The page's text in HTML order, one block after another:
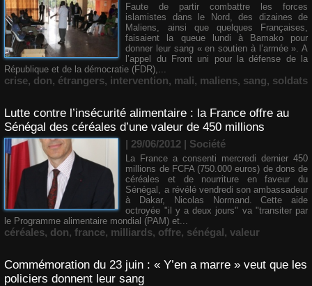
Faute de partir combattre les forces
islamistes dans le Nord, des dizaines de
Maliens, ainsi que quelques Françaises,
faisaient la queue lundi à Bamako pour
donner leur sang « en soutien à l’armée ». A
l’appel du Front uni pour la défense de la
République et de la démocratie (FDR),...
crise, don, étrangers, intervention, mali, maliens, sang, soldats
Lutte contre l’insécurité alimentaire : la France offre au
Sénégal des céréales d’une valeur de 450 millions
| 29/06/2012 | Société
La France a consenti mercredi dernier 450
millions de FCFA (750.000 euros) de dons de
céréales et de nourriture en faveur du
Sénégal, a révélé vendredi son ambassadeur
à Dakar, Nicolas Normand. Cette aide
octroyée "il y a deux jours" va "transiter par
le Programme alimentaire mondial (PAM) et...
céréales, don, france, milliards, offre, sénégal, valeur
Commémoration du 23 juin : « Y’en a marre » veut que les
policiers donnent leur sang